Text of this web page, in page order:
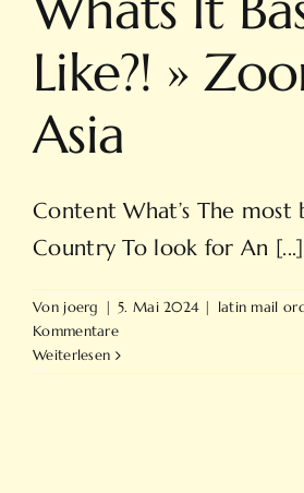
Like?! »
Asia
Content What’s The most
Country To look for An [...]
Von joerg | 5. Mai 2024 | latin mail
Kommentare
Weiterlesen